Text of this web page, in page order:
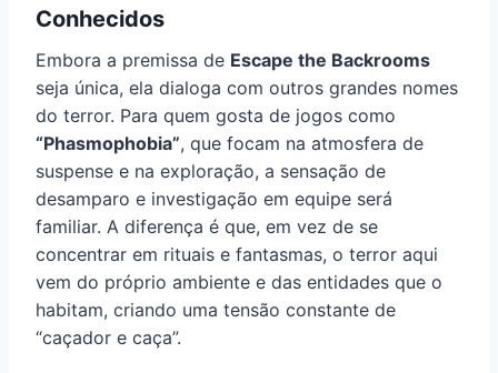
Conhecidos
Embora a premissa de Escape the Backrooms
seja única, ela dialoga com outros grandes nomes
do terror. Para quem gosta de jogos como
“Phasmophobia”, que focam na atmosfera de
suspense e na exploração, a sensação de
desamparo e investigação em equipe será
familiar. A diferença é que, em vez de se
concentrar em rituais e fantasmas, o terror aqui
vem do próprio ambiente e das entidades que o
habitam, criando uma tensão constante de
“caçador e caça”.